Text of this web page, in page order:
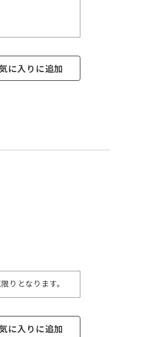
に入りに追加
りとなります。
に入りに追加